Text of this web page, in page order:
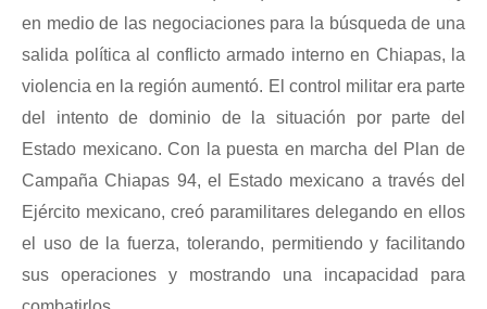
en medio de las negociaciones para la búsqueda de una
salida política al conflicto armado interno en Chiapas, la
violencia en la región aumentó. El control militar era parte
del intento de dominio de la situación por parte del
Estado mexicano. Con la puesta en marcha del Plan de
Campaña Chiapas 94, el Estado mexicano a través del
Ejército mexicano, creó paramilitares delegando en ellos
el uso de la fuerza, tolerando, permitiendo y facilitando
sus operaciones y mostrando una incapacidad para